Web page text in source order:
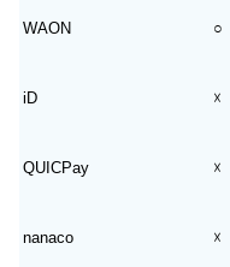
WAON ○
iD ☓
QUICPay ☓
nanaco ☓